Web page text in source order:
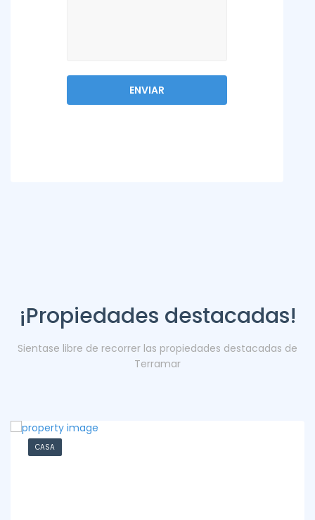
¡Propiedades destacadas!
Sientase libre de recorrer las propiedades destacadas de
Terramar
CASA